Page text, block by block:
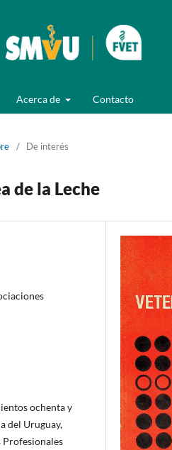
Acerca de Contacto
/ De interés
de la Leche
ochenta y
del Uruguay,
Profesionales